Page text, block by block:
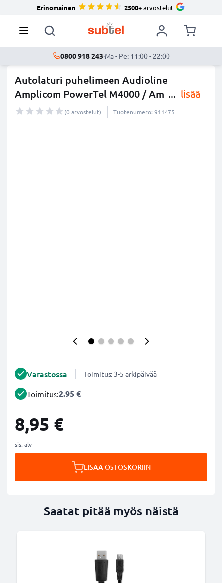
Erinomainen 2500+arvostelut
0800 918 243·Ma - Pe: 11:00 - 22:00
Autolaturi puhelimeen Audioline
Amplicom PowerTel M4000 / Am ... lisää
(0 arvostelut) Tuotenumero: 911475
Varastossa Toimitus: 3-5 arkipäivää
Toimitus:2.95 €
8,95 €
sis. alv
LISÄÄ OSTOSKORIIN
Saatat pitää myös näistä